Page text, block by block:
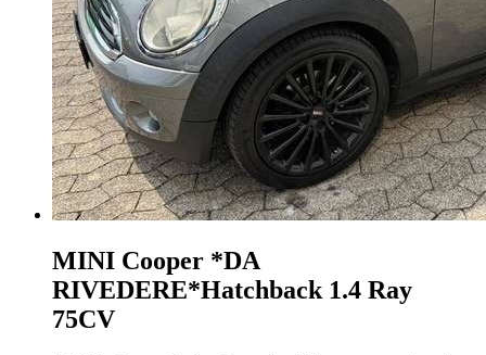
MINI Cooper *DA
RIVEDERE*Hatchback 1.4 Ray
75CV